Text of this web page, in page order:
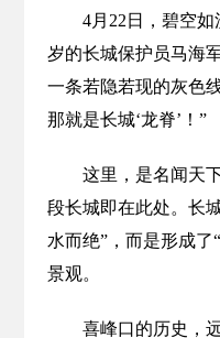
4月22日，碧空如
岁的长城保护员马海
一条若隐若现的灰色
那就是长城‘龙脊’！”
这里，是名闻天下
段长城即在此处。长
水而绝”，而是形成了
景观。
喜峰口的历史，远